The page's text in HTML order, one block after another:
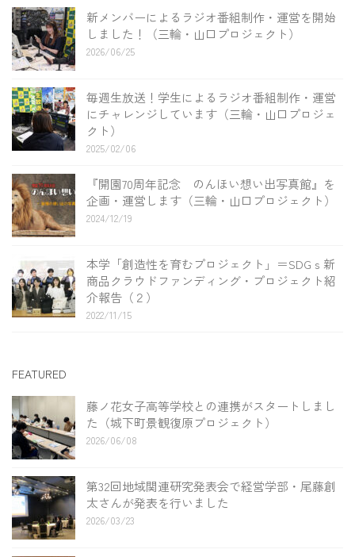
新メンバーによるラジオ番組制作・運営を開始
しました！（三輪・山口プロジェクト）
2026/06/25
毎週生放送！学生によるラジオ番組制作・運営
にチャレンジしています（三輪・山口プロジェ
クト）
2025/02/06
『開園70周年記念 のんほい想い出写真館』を
企画・運営します（三輪・山口プロジェクト）
2024/12/19
本学「創造性を育むプロジェクト」＝SDGｓ新
商品クラウドファンディング・プロジェクト紹
介報告（２）
2022/11/15
FEATURED
藤ノ花女子高等学校との連携がスタートしまし
た（城下町景観復原プロジェクト）
2026/06/08
第32回地域関連研究発表会で経営学部・尾藤創
太さんが発表を行いました
2026/03/23